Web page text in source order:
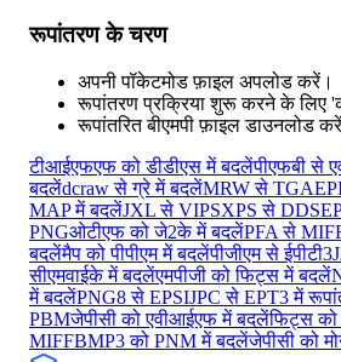
रूपांतरण के चरण
अपनी पॉकेटमोड फ़ाइल अपलोड करें।
रूपांतरण प्रक्रिया शुरू करने के लिए
रूपांतरित बीएमपी फ़ाइल डाउनलोड
टीआईएफएफ को डीडीएस में बदलेंपीएफबी से
बदलेंdcraw से ग्रे में बदलेंMRW से TGA
MAP में बदलेंJXL से VIPSXPS से DDS
PNGओटीएफ को जे2के में बदलेंPFA से
बदलेंमैप को पीपीएम में बदलेंपीजीएम से ईपीटी3
सीएमवाईके में बदलेंएमपीजी को फिट्स में बदलें
में बदलेंPNG8 से EPSIJPC से EPT3 में
PBMजेपीसी को एवीआईएफ में बदलेंफिट्स को
MIFFBMP3 को PNM में बदलेंजेपीसी को